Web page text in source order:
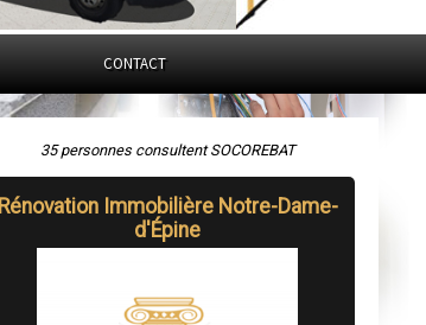
CONTACT
35 personnes consultent SOCOREBAT
Rénovation Immobilière Notre-Dame-
d'Épine